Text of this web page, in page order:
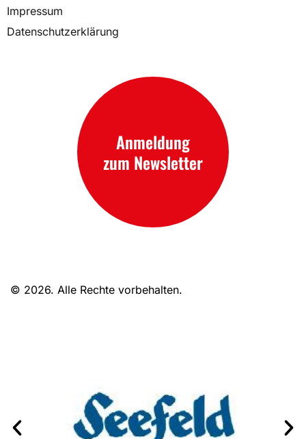
Impressum
Datenschutzerklärung
Anmeldung
zum Newsletter
© 2026. Alle Rechte vorbehalten.